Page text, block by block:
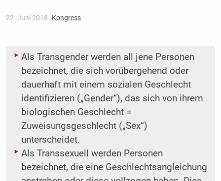
22. Juni 2018 Kongress
Als Transgender werden all jene Personen
bezeichnet, die sich vorübergehend oder
dauerhaft mit einem sozialen Geschlecht
identifizieren („Gender“), das sich von ihrem
biologischen Geschlecht =
Zuweisungsgeschlecht („Sex“)
unterscheidet.
Als Transsexuell werden Personen
bezeichnet, die eine Geschlechtsangleichung